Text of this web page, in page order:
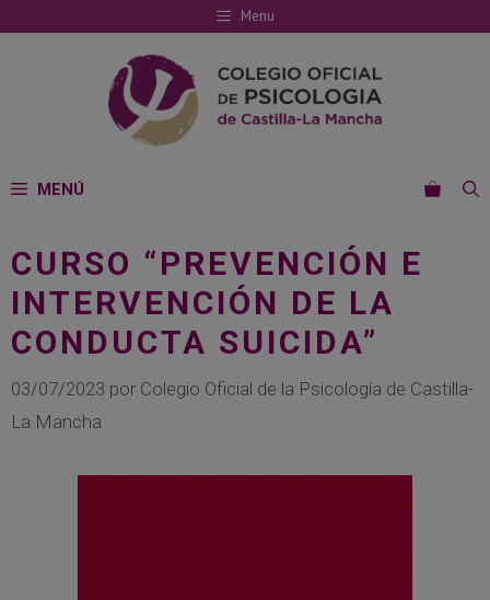
al
Menu
MENÚ
CURSO “PREVENCIÓN E
INTERVENCIÓN DE LA
CONDUCTA SUICIDA”
03/07/2023 por Colegio Oficial de la Psicología de Castilla-
La Mancha